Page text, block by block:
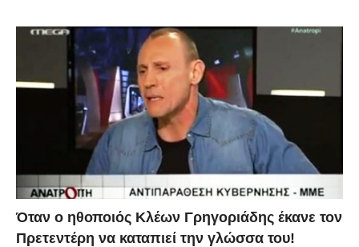
Όταν ο ηθοποιός Κλέων Γρηγοριάδης έκανε τον
Πρετεντέρη να καταπιεί την γλώσσα του!